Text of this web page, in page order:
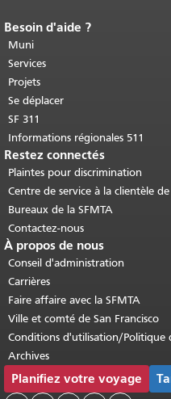
Fin du contenu de la page.
cette page se répète sur chaque
Retour au haut du contenu
Besoin d'aide ?
Muni
Services
Projets
Se déplacer
SF 311
Informations régionales 511
Restez connectés
Plaintes pour discrimination
Centre de service à la clientèle
Bureaux de la SFMTA
Contactez-nous
À propos de nous
Conseil d'administration
Carrières
Faire affaire avec la SFMTA
Ville et comté de San Francisco
Conditions d'utilisation/Politique
Archives
Planifiez votre voyage